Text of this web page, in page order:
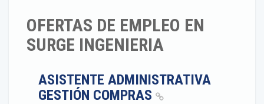
OFERTAS DE EMPLEO EN
SURGE INGENIERIA
ASISTENTE ADMINISTRATIVA
GESTIÓN COMPRAS